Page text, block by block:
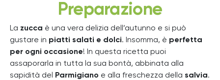
Preparazione
La zucca è una vera delizia dell’autunno e si può
gustare in piatti salati e dolci. Insomma, è perfetta
per ogni occasione! In questa ricetta puoi
assaporarla in tutta la sua bontà, abbinata alla
sapidità del
Parmigiano e alla freschezza della salvia.